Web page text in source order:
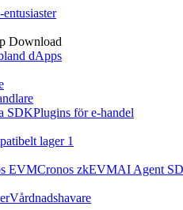
dApps
SDKPlugins för e-handel
lager 1
EVMCronos zkEVMAI Agent
Vårdnadshavare